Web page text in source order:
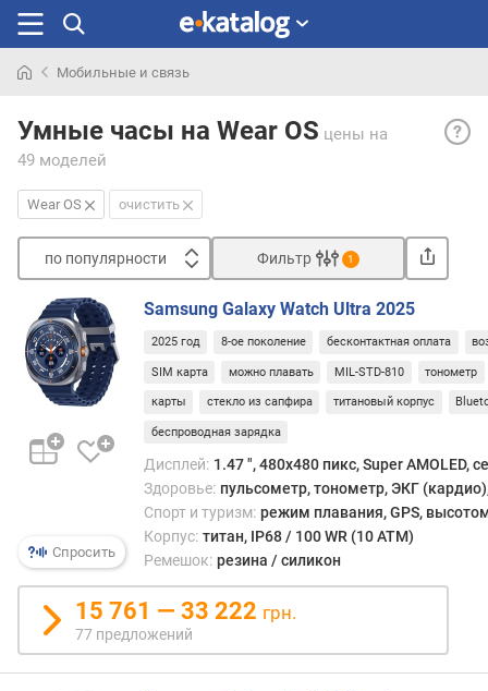
раньше
Мобильные и связь
Умные часы на Wear OS цены на
49 моделей
Wear
OS
как
Wear.
всего
тем,
что
Wear OS очистить
по популярности
п
о
п
о
у
л
о
с
и
Фильтр 1
Спросить
Samsung Galaxy Watch Ultra 2025
2025 год 8-ое поколение бесконтактная оплата
SIM карта можно плавать MIL-STD-810 тонометр
карты стекло из сапфира титановый корпус
беспроводная зарядка
Дисплей: 1.47 ", 480x480 пикс, Super AMOLED,
Здоровье: пульсометр, тонометр, ЭКГ
Спорт и туризм: режим плавания, GPS,
Корпус: титан, IP68 / 100 WR (10 ATM)
Ремешок: резина / силикон
15 761 — 33 222 грн.
77 предложений